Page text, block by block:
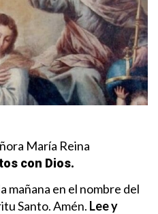
con Dios.
mañana en el nombre del
Santo. Amén. Lee y